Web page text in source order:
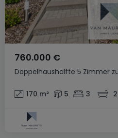
Doppelhaushälfte 5 Zimmer
760.000 €
170 m² 5 3 2